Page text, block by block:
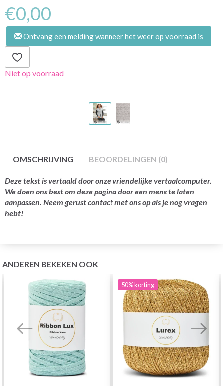
€0,00
Ontvang een melding wanneer het weer op voorraad is
Niet op voorraad
OMSCHRIJVING BEOORDELINGEN (0)
Deze tekst is vertaald door onze vriendelijke vertaalcomputer.
We doen ons best om deze pagina door een mens te laten
aanpassen. Neem gerust contact met ons op als je nog vragen
hebt!
ANDEREN BEKEKEN OOK
50%korting